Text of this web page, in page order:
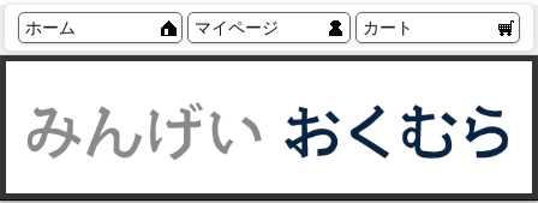
ホーム マイページ カート